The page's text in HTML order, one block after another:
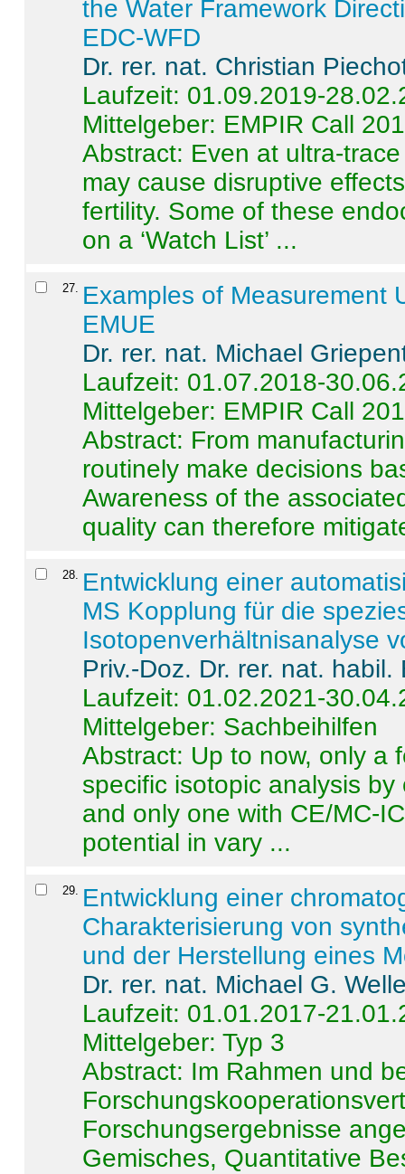
the Water Framework
EDC-WFD
Dr. rer. nat. Christian
Laufzeit: 01.09.2019-
Mittelgeber: EMPIR Call
Abstract: Even at ultra-
may cause disruptive
fertility. Some of these
on a ‘Watch List’ ...
27. Examples of Measurement
EMUE
Dr. rer. nat. Michael
Laufzeit: 01.07.2018-
Mittelgeber: EMPIR Call
Abstract: From
routinely make decisions
Awareness of the
quality can therefore
28. Entwicklung einer
MS Kopplung für die
Isotopenverhältnisanalyse
Priv.-Doz. Dr. rer. nat.
Laufzeit: 01.02.2021-
Mittelgeber: Sachbeihilfen
Abstract: Up to now, only a
specific isotopic analysis
and only one with CE/MC-
potential in vary ...
29. Entwicklung einer
Charakterisierung von
und der Herstellung eines
Dr. rer. nat. Michael G.
Laufzeit: 01.01.2017-
Mittelgeber: Typ 3
Abstract: Im Rahmen und
Forschungsergebnisse
Gemisches, Quantitative